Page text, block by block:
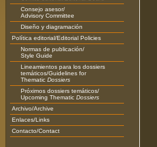
Consejo asesor/
Advisory Committee
Diseño y diagramación
Política editorial/Editorial Policies
Normas de publicación/
Style Guide
Lineamientos para los dossiers
temáticos/Guidelines for
Thematic Dossiers
Próximos dossiers temáticos/
Upcoming Thematic Dossiers
Archivo/Archive
Enlaces/Links
Contacto/Contact